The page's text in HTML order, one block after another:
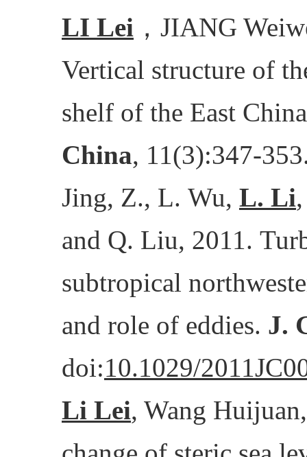
LI Lei ， JIANG
Vertical structure of
shelf of the East
China, 11(3):347-
Jing, Z., L. Wu, L. Li
and Q. Liu, 2011.
subtropical
and role of eddies. J.
doi:10.1029/
Li Lei, Wang